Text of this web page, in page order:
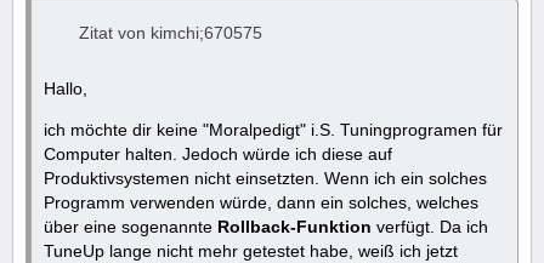
Zitat von kimchi;670575
Hallo,
ich möchte dir keine "Moralpedigt" i.S. Tuningprogramen für
Computer halten. Jedoch würde ich diese auf
Produktivsystemen nicht einsetzten. Wenn ich ein solches
Programm verwenden würde, dann ein solches, welches
über eine sogenannte Rollback-Funktion verfügt. Da ich
TuneUp lange nicht mehr getestet habe, weiß ich jetzt